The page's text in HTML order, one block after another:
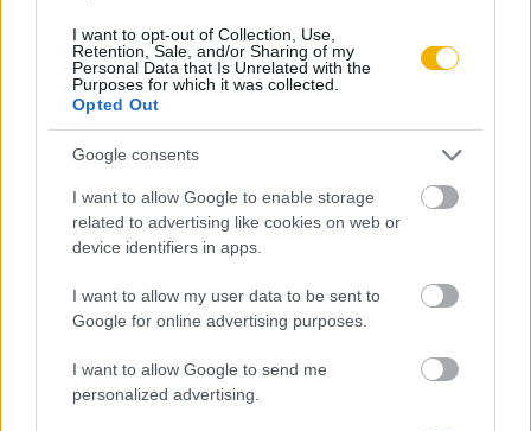
I want to opt-out of Collection, Use,
Retention, Sale, and/or Sharing of my
Personal Data that Is Unrelated with the
Purposes for which it was collected.
Opted Out
Google consents
I want to allow Google to enable storage
related to advertising like cookies on web or
device identifiers in apps.
I want to allow my user data to be sent to
Google for online advertising purposes.
I want to allow Google to send me
personalized advertising.
Szerző
Varga Balázs
Ismerje meg